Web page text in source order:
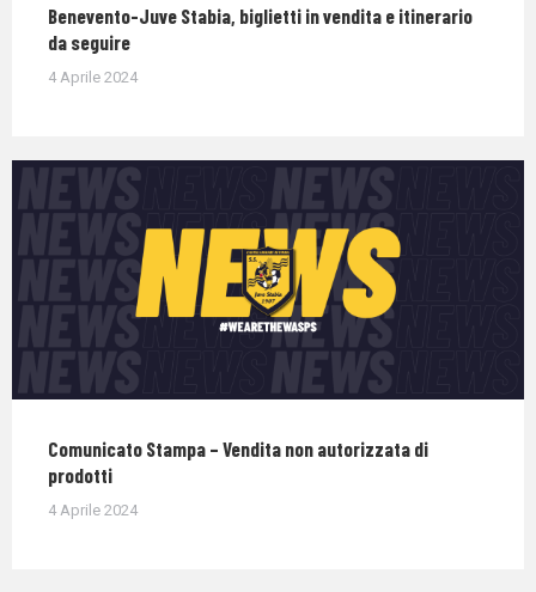
Benevento-Juve Stabia, biglietti in vendita e itinerario
da seguire
4 Aprile 2024
Comunicato Stampa – Vendita non autorizzata di
prodotti
4 Aprile 2024